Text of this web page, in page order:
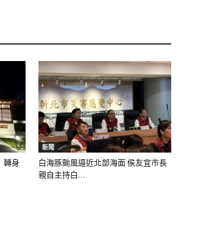
轉身
新聞
白海豚颱風逼近北部海面 侯友宜市長
親自主持白...